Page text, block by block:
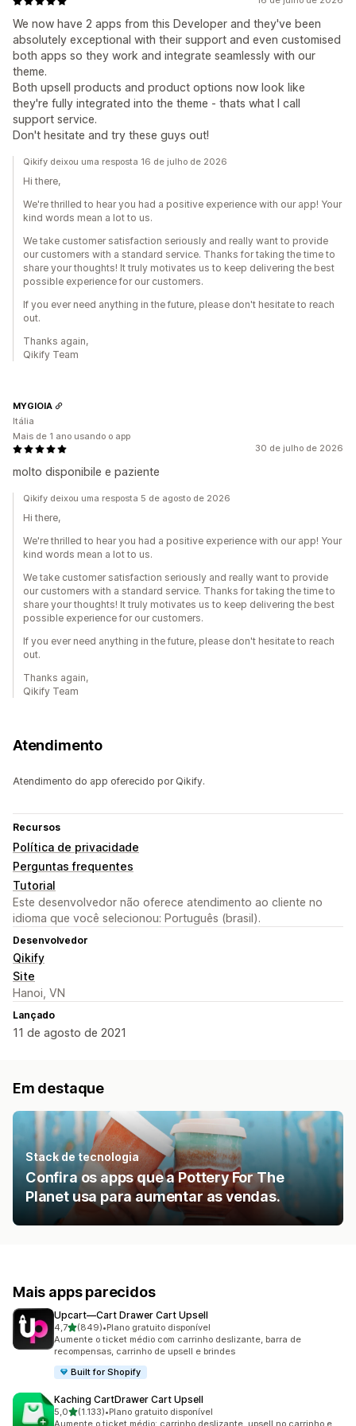
We now have 2 apps from this Developer and they've been
absolutely exceptional with their support and even customised
both apps so they work and integrate seamlessly with our
theme.
Both upsell products and product options now look like
they're fully integrated into the theme - thats what I call
support service.
Don't hesitate and try these guys out!
Qikify deixou uma resposta 16 de julho de 2026
Hi there,
We're thrilled to hear you had a positive experience with our app! Your
kind words mean a lot to us.
We take customer satisfaction seriously and really want to provide
our customers with a standard service. Thanks for taking the time to
share your thoughts! It truly motivates us to keep delivering the best
possible experience for our customers.
If you ever need anything in the future, please don't hesitate to reach
out.
Thanks again,
Qikify Team
30 de julho de 2026
molto disponibile e paziente
MYGIOIA
Itália
Mais de 1 ano usando o app
Qikify deixou uma resposta 5 de agosto de 2026
Hi there,
We're thrilled to hear you had a positive experience with our app! Your
kind words mean a lot to us.
We take customer satisfaction seriously and really want to provide
our customers with a standard service. Thanks for taking the time to
share your thoughts! It truly motivates us to keep delivering the best
possible experience for our customers.
If you ever need anything in the future, please don't hesitate to reach
out.
Thanks again,
Qikify Team
Atendimento
Atendimento do app oferecido por Qikify.
Recursos
Política de privacidade
Perguntas frequentes
Tutorial
Este desenvolvedor não oferece atendimento ao cliente no
idioma que você selecionou: Português (brasil).
Desenvolvedor
Qikify
Site
Hanoi, VN
Lançado
11 de agosto de 2021
Em destaque
Stack de tecnologia
Confira os apps que a Pottery For The
Planet usa para aumentar as vendas.
Mais apps parecidos
Upcart—Cart Drawer Cart Upsell
4,7de 5 estrelas
(849)
849 avaliações ao todo
•Plano gratuito disponível
Aumente o ticket médio com carrinho deslizante, barra de
recompensas, carrinho de upsell e brindes
Built for Shopify
Kaching CartDrawer Cart Upsell
5,0de 5 estrelas
(1.133)
1133 avaliações ao todo
•Plano gratuito disponível